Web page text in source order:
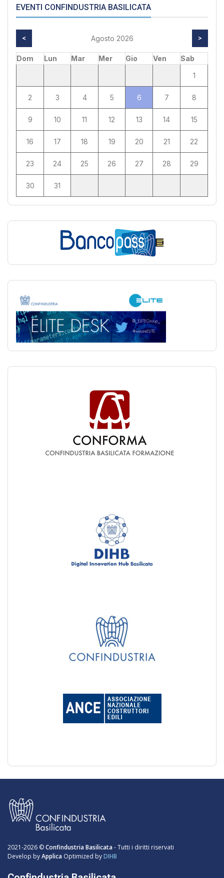
EVENTI CONFINDUSTRIA BASILICATA
< Agosto 2026 >
Dom Lun Mar Mer Gio Ven
Sab
1
2 3 4 5 6 7 8
9 10 11 12 13 14 15
16 17 18 19 20 21 22
23 24 25 26 27 28 29
30 31
2021-2026 ©Confindustria Basilicata- Tutti i diritti riservati
Develop byApplica Optimized byDIHB